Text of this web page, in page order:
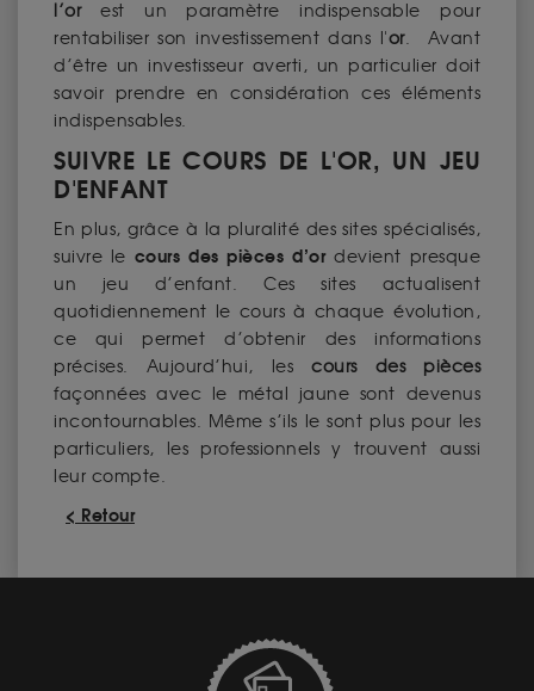
l’orest un paramètre indispensable pour
rentabiliser son investissement dans l'or. Avant
d’être un investisseur averti, un particulier doit
savoir prendre en considération ces éléments
indispensables.
SUIVRE LE COURS DE L'OR, UN JEU
D'ENFANT
En plus, grâce à la pluralité des sites spécialisés,
suivre le cours des pièces d’ordevient presque
un jeu d’enfant. Ces sites actualisent
quotidiennement le cours à chaque évolution,
ce qui permet d’obtenir des informations
précises. Aujourd’hui, les cours des pièces
façonnées avec le métal jaune sont devenus
incontournables. Même s’ils le sont plus pour les
particuliers, les professionnels y trouvent aussi
leur compte.
< Retour